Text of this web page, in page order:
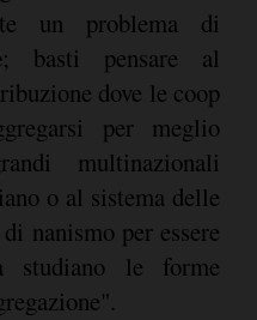
un problema di
; basti pensare al
dove le coop
per meglio
multinazionali
o al sistema delle
nanismo per essere
studiano le forme